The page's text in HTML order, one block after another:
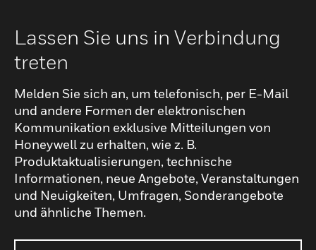
Lassen Sie uns in Verbindung
treten
Melden Sie sich an, um telefonisch, per E-Mail
und andere Formen der elektronischen
Kommunikation exklusive Mitteilungen von
Honeywell zu erhalten, wie z. B.
Produktaktualisierungen, technische
Informationen, neue Angebote, Veranstaltungen
und Neuigkeiten, Umfragen, Sonderangebote
und ähnliche Themen.